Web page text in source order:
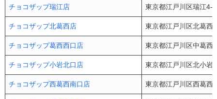
チョコザップ瑞江店 東京都江戸川区瑞江
チョコザップ北葛西店 東京都江戸川区北葛
チョコザップ葛西西口店 東京都江戸川区中葛
チョコザップ小岩北口店 東京都江戸川区北小
チョコザップ西葛西南口店 東京都江戸川区西葛